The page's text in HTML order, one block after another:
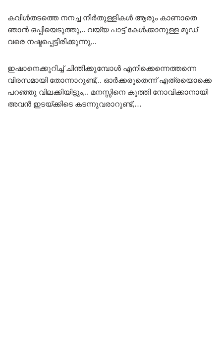
കവിൾതടത്തെ നനച്ച നീർതുള്ളികൾ ആരും കാണാതെ
ഞാൻ ഒപ്പിയെടുത്തു,.. വയ്യ പാട്ട് കേൾക്കാനുള്ള മൂഡ്
വരെ നഷ്ടപ്പെട്ടിരിക്കുന്നു,..
ഇഷാനെക്കുറിച്ച് ചിന്തിക്കുമ്പോൾ എനിക്കെന്നെത്തന്നെ
വിരസമായി തോന്നാറുണ്ട്,.. ഓർക്കരുതെന്ന് എത്രയൊക്കെ
പറഞ്ഞു വിലക്കിയിട്ടും,.. മനസ്സിനെ കുത്തി നോവിക്കാനായി
അവൻ ഇടയ്ക്കിടെ കടന്നുവരാറുണ്ട്,…